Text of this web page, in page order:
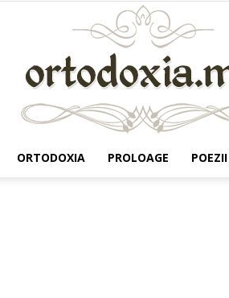
ORTODOXIA PROLOAGE POEZII